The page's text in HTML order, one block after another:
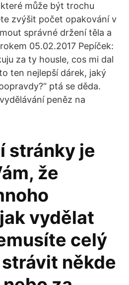
může být trochu
zvýšit počet opakování v
správné držení těla a
05.02.2017 Pepíček:
za ty housle, cos mi dal
ten nejlepší dárek, jaký
ptá se děda.
peněz na
stránky je
že
vydělat
celý
někde